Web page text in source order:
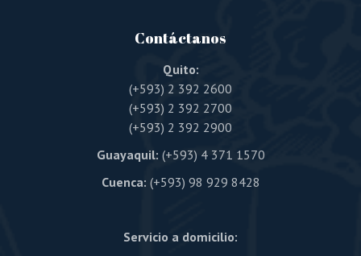
Contáctanos
Quito:
(+593) 2 392 2600
(+593) 2 392 2700
(+593) 2 392 2900
Guayaquil: (+593) 4 371 1570
Cuenca: (+593) 98 929 8428
Servicio a domicilio: